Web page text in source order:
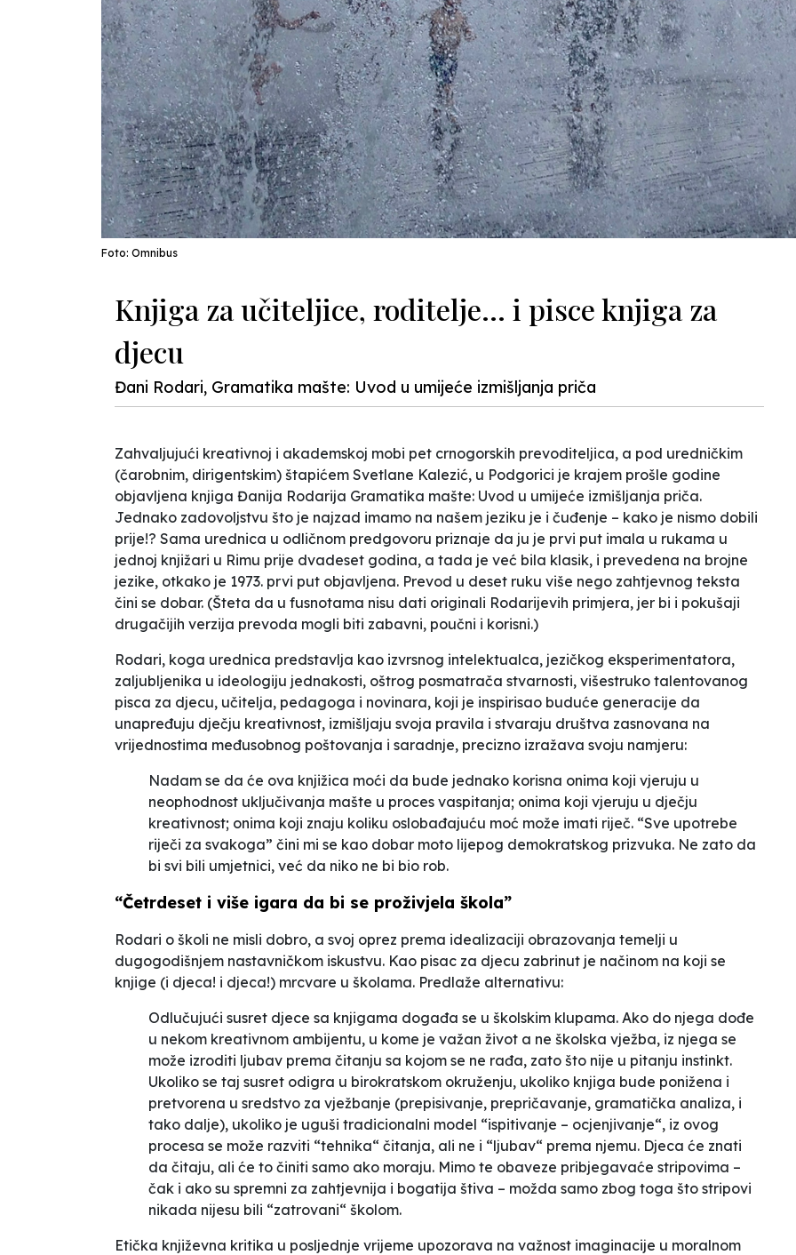
Foto: Omnibus
Knjiga za učiteljice, roditelje... i pisce knjiga za
djecu
Đani Rodari, Gramatika mašte: Uvod u umijeće izmišljanja priča
Zahvaljujući kreativnoj i akademskoj mobi pet crnogorskih prevoditeljica, a pod uredničkim
(čarobnim, dirigentskim) štapićem Svetlane Kalezić, u Podgorici je krajem prošle godine
objavljena knjiga Đanija Rodarija Gramatika mašte: Uvod u umijeće izmišljanja priča.
Jednako zadovoljstvu što je najzad imamo na našem jeziku je i čuđenje – kako je nismo dobili
prije!? Sama urednica u odličnom predgovoru priznaje da ju je prvi put imala u rukama u
jednoj knjižari u Rimu prije dvadeset godina, a tada je već bila klasik, i prevedena na brojne
jezike, otkako je 1973. prvi put objavljena. Prevod u deset ruku više nego zahtjevnog teksta
čini se dobar. (Šteta da u fusnotama nisu dati originali Rodarijevih primjera, jer bi i pokušaji
drugačijih verzija prevoda mogli biti zabavni, poučni i korisni.)
Rodari, koga urednica predstavlja kao izvrsnog intelektualca, jezičkog eksperimentatora,
zaljubljenika u ideologiju jednakosti, oštrog posmatrača stvarnosti, višestruko talentovanog
pisca za djecu, učitelja, pedagoga i novinara, koji je inspirisao buduće generacije da
unapređuju dječju kreativnost, izmišljaju svoja pravila i stvaraju društva zasnovana na
vrijednostima međusobnog poštovanja i saradnje, precizno izražava svoju namjeru:
Nadam se da će ova knjižica moći da bude jednako korisna onima koji vjeruju u
neophodnost uključivanja mašte u proces vaspitanja; onima koji vjeruju u dječju
kreativnost; onima koji znaju koliku oslobađajuću moć može imati riječ. “Sve upotrebe
riječi za svakoga” čini mi se kao dobar moto lijepog demokratskog prizvuka. Ne zato da
bi svi bili umjetnici, već da niko ne bi bio rob.
“Četrdeset i više igara da bi se proživjela škola”
Rodari o školi ne misli dobro, a svoj oprez prema idealizaciji obrazovanja temelji u
dugogodišnjem nastavničkom iskustvu. Kao pisac za djecu zabrinut je načinom na koji se
knjige (i djeca! i djeca!) mrcvare u školama. Predlaže alternativu:
Odlučujući susret djece sa knjigama događa se u školskim klupama. Ako do njega dođe
u nekom kreativnom ambijentu, u kome je važan život a ne školska vježba, iz njega se
može izroditi ljubav prema čitanju sa kojom se ne rađa, zato što nije u pitanju instinkt.
Ukoliko se taj susret odigra u birokratskom okruženju, ukoliko knjiga bude ponižena i
pretvorena u sredstvo za vježbanje (prepisivanje, prepričavanje, gramatička analiza, i
tako dalje), ukoliko je uguši tradicionalni model “ispitivanje – ocjenjivanje“, iz ovog
procesa se može razviti “tehnika“ čitanja, ali ne i “ljubav“ prema njemu. Djeca će znati
da čitaju, ali će to činiti samo ako moraju. Mimo te obaveze pribjegavaće stripovima –
čak i ako su spremni za zahtjevnija i bogatija štiva – možda samo zbog toga što stripovi
nikada nijesu bili “zatrovani“ školom.
Etička književna kritika u posljednje vrijeme upozorava na važnost imaginacije u moralnom